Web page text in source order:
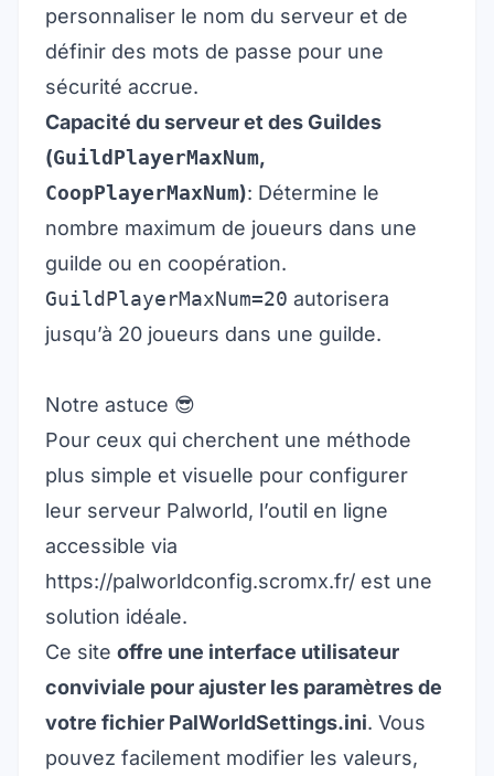
personnaliser le nom du serveur et de
définir des mots de passe pour une
sécurité accrue.
Capacité du serveur et des Guildes
(GuildPlayerMaxNum,
CoopPlayerMaxNum): Détermine le
nombre maximum de joueurs dans une
guilde ou en coopération.
GuildPlayerMaxNum=20 autorisera
jusqu’à 20 joueurs dans une guilde.
Notre astuce 😎
Pour ceux qui cherchent une méthode
plus simple et visuelle pour configurer
leur serveur Palworld, l’outil en ligne
accessible via
https://palworldconfig.scromx.fr/ est une
solution idéale.
Ce site offre une interface utilisateur
conviviale pour ajuster les paramètres de
votre fichier PalWorldSettings.ini. Vous
pouvez facilement modifier les valeurs,